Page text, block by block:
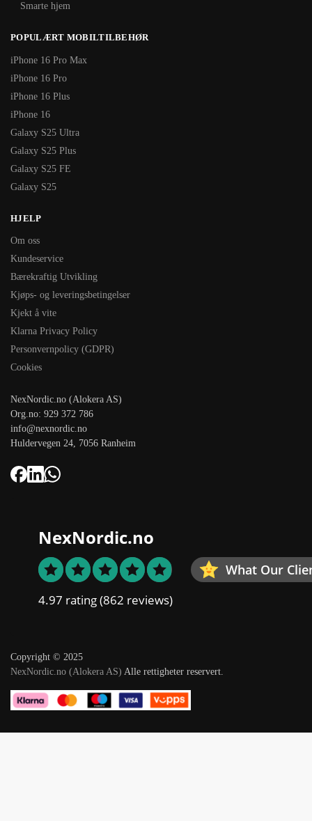
Smarte hjem
POPULÆRT MOBILTILBEHØR
iPhone 16 Pro Max
iPhone 16 Pro
iPhone 16 Plus
iPhone 16
Galaxy S25 Ultra
Galaxy S25 Plus
Galaxy S25 FE
Galaxy S25
HJELP
Om oss
Kundeservice
Bærekraftig Utvikling
Kjøps- og leveringsbetingelser
Kjekt å vite
Klarna Privacy Policy
Personvernpolicy (GDPR)
Cookies
NexNordic.no (Alokera AS)
Org.no: 929 372 786
info@nexnordic.no
Huldervegen 24, 7056 Ranheim
NexNordic.no
What Our
4.97 rating(862 reviews)
Copyright © 2025
NexNordic.no (Alokera AS) Alle rettigheter reservert.